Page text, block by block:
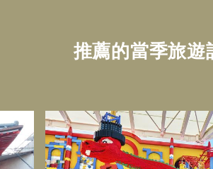
推薦的當季旅遊